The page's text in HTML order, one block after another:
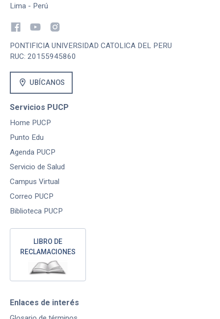
Lima - Perú
PONTIFICIA UNIVERSIDAD CATOLICA DEL PERU
RUC: 20155945860
location_on UBÍCANOS
Servicios PUCP
Home PUCP
Punto Edu
Agenda PUCP
Servicio de Salud
Campus Virtual
Correo PUCP
Biblioteca PUCP
LIBRO DE
RECLAMACIONES
Enlaces de interés